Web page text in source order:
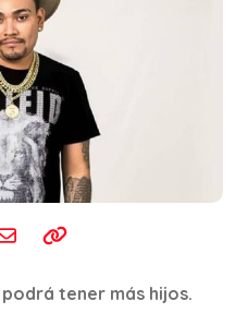
tener más hijos.